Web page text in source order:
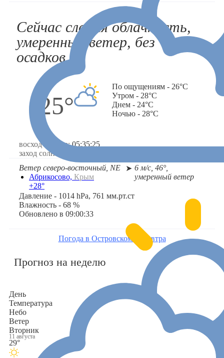
Абрикосово, Крым
+28°
Сейчас слабая облачность,
умеренный ветер, без
осадков
25°
По ощущениям - 26°C
Утром - 28°C
Днем - 24°C
Ночью - 28°C
восход солнца:05:35:25
заход солнца:
Ветер северо-восточный, NE
➤ 6 м/с, 46°,
умеренный ветер
Давление - 1014 hPa, 761 мм.рт.ст
Влажность - 68 %
Обновлено в 09:00:33
Погода в Островском на завтра
Прогноз на неделю
День
Температура
Небо
Ветер
Вторник
11 августа
29°